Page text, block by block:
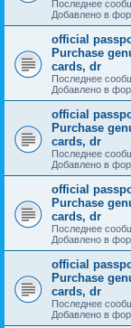
Последнее
Добавлено в
official
Purchase
cards, dr
Последнее
Добавлено в
official
Purchase
cards, dr
Последнее
Добавлено в
official
Purchase
cards, dr
Последнее
Добавлено в
official
Purchase
cards, dr
Последнее
Добавлено в